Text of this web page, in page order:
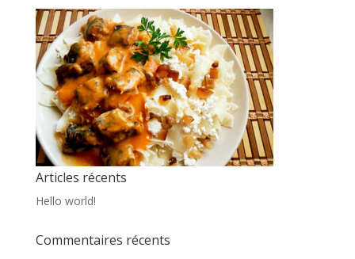
Articles récents
Hello world!
Commentaires récents